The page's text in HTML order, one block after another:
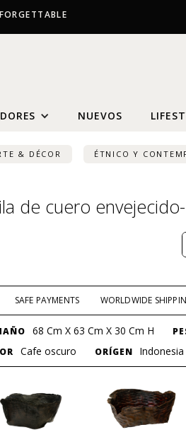
NUEVOS
& DÉCOR ÉTNICO Y
de cuero
SAFE PAYMENTS WORLDWIDE
68 Cm X 63 Cm X 30 Cm H
Cafe oscuro ORÍGEN Indonesia